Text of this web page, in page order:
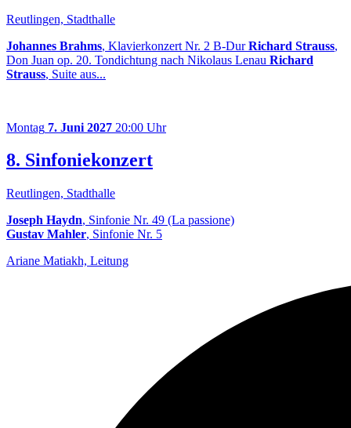
Reutlingen, Stadthalle
Johannes Brahms, Klavierkonzert Nr. 2 B-DurRichard Strauss,
Don Juan op. 20. Tondichtung nach Nikolaus Lenau Richard
Strauss, Suite aus...
Montag 7. Juni 2027 20:00 Uhr
8. Sinfoniekonzert
Reutlingen, Stadthalle
Joseph Haydn, Sinfonie Nr. 49 (La passione)
Gustav Mahler, Sinfonie Nr. 5
Ariane Matiakh, Leitung